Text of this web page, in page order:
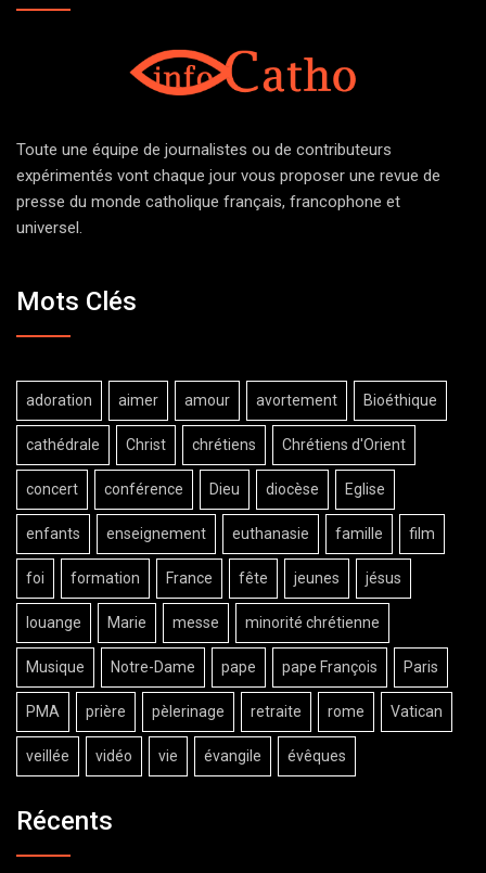
Toute une équipe de journalistes ou de contributeurs
expérimentés vont chaque jour vous proposer une revue de
presse du monde catholique français, francophone et
universel.
Mots Clés
adoration aimer amour avortement Bioéthique
cathédrale Christ chrétiens Chrétiens d'Orient
concert conférence Dieu diocèse Eglise
enfants enseignement euthanasie famille film
foi formation France fête jeunes jésus
louange Marie messe minorité chrétienne
Musique Notre-Dame pape pape François Paris
PMA prière pèlerinage retraite rome Vatican
veillée vidéo vie évangile évêques
Récents